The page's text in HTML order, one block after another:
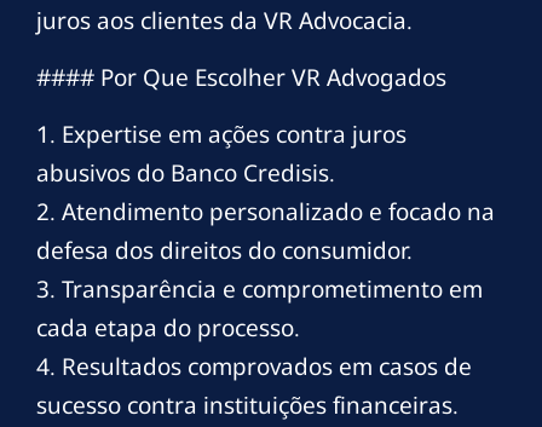
juros aos clientes da VR Advocacia.
#### Por Que Escolher VR Advogados
1. Expertise em ações contra juros
abusivos do Banco Credisis.
2. Atendimento personalizado e focado na
defesa dos direitos do consumidor.
3. Transparência e comprometimento em
cada etapa do processo.
4. Resultados comprovados em casos de
sucesso contra instituições financeiras.